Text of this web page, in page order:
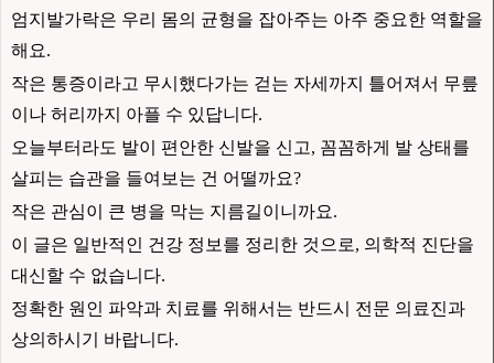
엄지발가락은 우리 몸의 균형을 잡아주는 아주 중요한 역할을
해요.
작은 통증이라고 무시했다가는 걷는 자세까지 틀어져서 무릎
이나 허리까지 아플 수 있답니다.
오늘부터라도 발이 편안한 신발을 신고, 꼼꼼하게 발 상태를
살피는 습관을 들여보는 건 어떨까요?
작은 관심이 큰 병을 막는 지름길이니까요.
이 글은 일반적인 건강 정보를 정리한 것으로, 의학적 진단을
대신할 수 없습니다.
정확한 원인 파악과 치료를 위해서는 반드시 전문 의료진과
상의하시기 바랍니다.